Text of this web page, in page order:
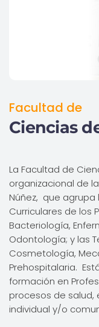
Facultad de
Ciencias
La Facultad de
organizacional de
Núñez, que agrupa
Curriculares de los
Bacteriología,
Odontología; y las
Cosmetología,
Prehospitalaria.
formación en
procesos de salud,
individual y/o